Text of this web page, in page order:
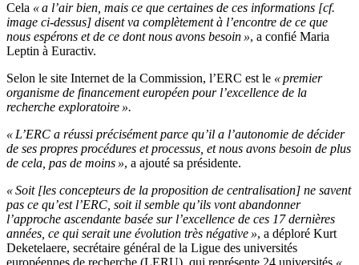
Cela « a l’air bien, mais ce que certaines de ces informations [cf.
image ci-dessus] disent va complètement à l’encontre de ce que
nous espérons et de ce dont nous avons besoin », a confié Maria
Leptin à Euractiv.
Selon le site Internet de la Commission, l’ERC est le « premier
organisme de financement européen pour l’excellence de la
recherche exploratoire ».
« L’ERC a réussi précisément parce qu’il a l’autonomie de décider
de ses propres procédures et processus, et nous avons besoin de plus
de cela, pas de moins », a ajouté sa présidente.
« Soit [les concepteurs de la proposition de centralisation] ne savent
pas ce qu’est l’ERC, soit il semble qu’ils vont abandonner
l’approche ascendante basée sur l’excellence de ces 17 dernières
années, ce qui serait une évolution très négative », a déploré Kurt
Deketelaere, secrétaire général de la Ligue des universités